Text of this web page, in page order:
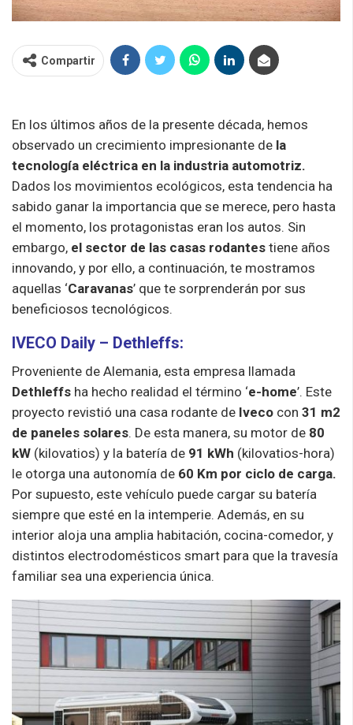
Compartir
En los últimos años de la presente década, hemos
observado un crecimiento impresionante de la
tecnología eléctrica en la industria automotriz.
Dados los movimientos ecológicos, esta tendencia ha
sabido ganar la importancia que se merece, pero hasta
el momento, los protagonistas eran los autos. Sin
embargo, el sector de las casas rodantes tiene años
innovando, y por ello, a continuación, te mostramos
aquellas ‘Caravanas’ que te sorprenderán por sus
beneficiosos tecnológicos.
IVECO Daily – Dethleffs:
Proveniente de Alemania, esta empresa llamada
Dethleffs ha hecho realidad el término ‘e-home’. Este
proyecto revistió una casa rodante de Iveco con 31 m2
de paneles solares. De esta manera, su motor de 80
kW (kilovatios) y la batería de 91 kWh (kilovatios-hora)
le otorga una autonomía de 60 Km por ciclo de carga.
Por supuesto, este vehículo puede cargar su batería
siempre que esté en la intemperie. Además, en su
interior aloja una amplia habitación, cocina-comedor, y
distintos electrodomésticos smart para que la travesía
familiar sea una experiencia única.